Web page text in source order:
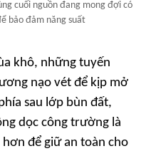
cuối nguồn đang mong đợi có
bảo đảm năng suất
khô, những tuyến
nạo vét để kịp mở
sau lớp bùn đất,
dọc công trường là
để giữ an toàn cho